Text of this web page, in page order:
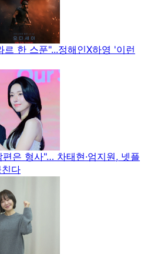
한 스푼"...정해인X하영 '이런
은 형사"… 차태현·엄지원, 넷플
다